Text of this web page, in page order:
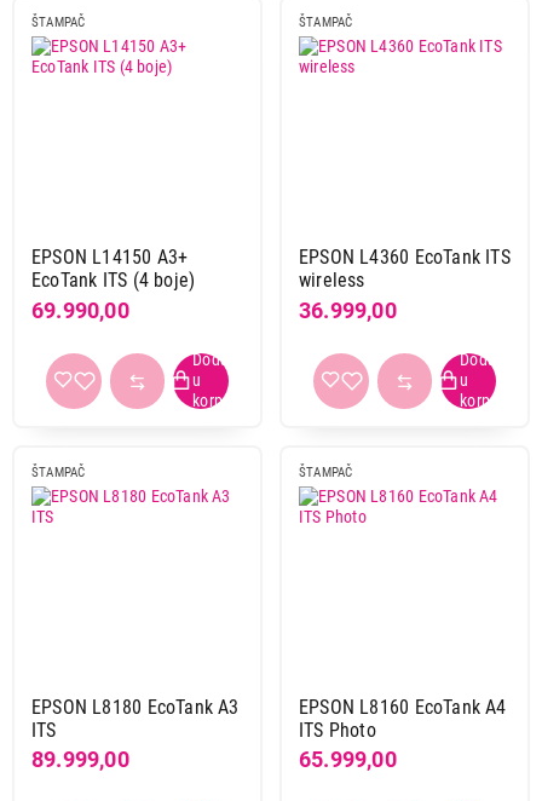
ŠTAMPAČ
EPSON L14150 A3+
EcoTank ITS (4 boje)
69.990,00
ŠTAMPAČ
EPSON L4360 EcoTank ITS
wireless
36.999,00
ŠTAMPAČ
EPSON L8180 EcoTank A3
ITS
89.999,00
ŠTAMPAČ
EPSON L8160 EcoTank A4
ITS Photo
65.999,00